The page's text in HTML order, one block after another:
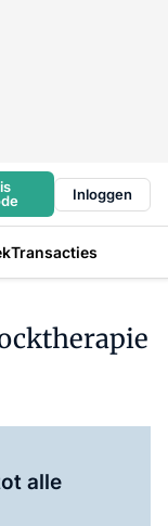
Inloggen
Transacties
alle